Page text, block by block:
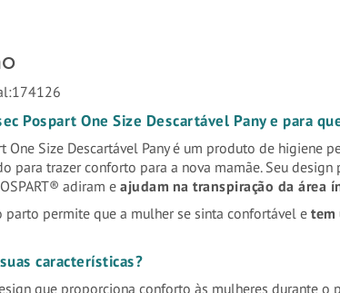
Pospart One Size Descartável Pany e para
One Size Descartável Pany é um produto de higiene
para trazer conforto para a nova mamãe. Seu
adiram e ajudam na transpiração da área
parto permite que a mulher se sinta confortável e tem
características?
que proporciona conforto às mulheres durante